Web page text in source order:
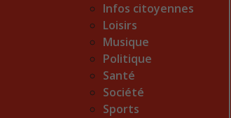
Infos citoyennes
Loisirs
Musique
Politique
Santé
Société
Sports